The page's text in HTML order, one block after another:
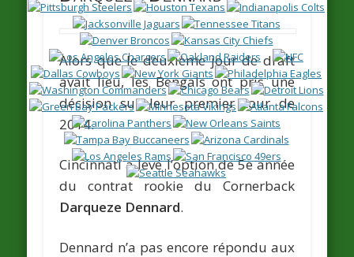
Alors que le deuxième jour de draft
avait lieu, les Bengals ont pris une
décision sur leur premier tour de
2014.
Cincinnati a levé l’option de 5e année
du contrat rookie du Cornerback
Darqueze Dennard.
Dennard n’a pas encore répondu aux